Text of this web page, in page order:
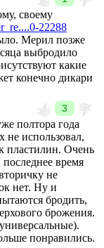
своему
22288
Мерил позже
выбродило
какие
конечно дикари
3
полтора года
не использовал,
пластилин. Очень
время
не
нет. Ну и
бродить,
брожения.
понравились.